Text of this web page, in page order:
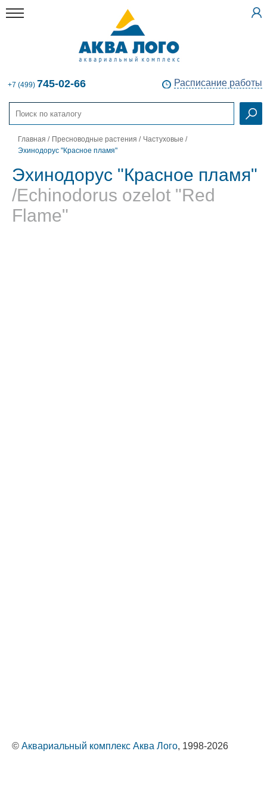
+7 (499) 745-02-66 Расписание работы
Главная / Пресноводные растения / Частуховые /
Эхинодорус "Красное пламя"
Эхинодорус "Красное пламя"
/Echinodorus ozelot "Red
Flame"
© Аквариальный комплекс Аква Лого, 1998-2026